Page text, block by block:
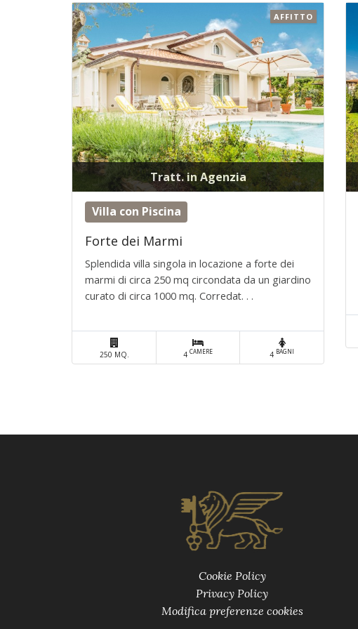
Tratt. in Agenzia
AFFITTO
Villa con Piscina
Forte dei Marmi
Splendida villa singola in locazione a forte dei
marmi di circa 250 mq circondata da un giardino
curato di circa 1000 mq. Corredat. . .
250 MQ. 4CAMERE 4 BAGNI
Cookie Policy
Privacy Policy
Modifica preferenze cookies